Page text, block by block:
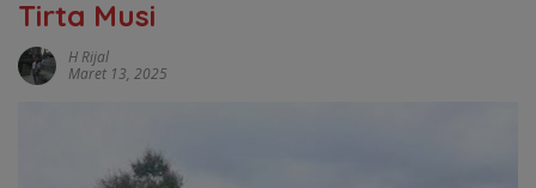
Tirta Musi
H Rijal
Maret 13, 2025